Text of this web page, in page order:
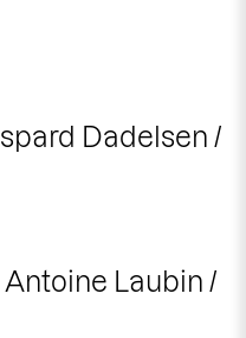
Dadelsen /
Laubin /